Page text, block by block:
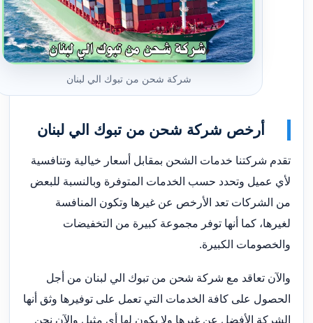
شركة شحن من تبوك الي لبنان
أرخص شركة شحن من تبوك الي لبنان
تقدم شركتنا خدمات الشحن بمقابل أسعار خيالية وتنافسية
لأي عميل وتحدد حسب الخدمات المتوفرة وبالنسبة للبعض
من الشركات تعد الأرخص عن غيرها وتكون المنافسة
لغيرها، كما أنها توفر مجموعة كبيرة من التخفيضات
والخصومات الكبيرة.
والآن تعاقد مع شركة شحن من تبوك الي لبنان من أجل
الحصول على كافة الخدمات التي تعمل على توفيرها وثق أنها
الشركة الأفضل عن غيرها ولا يكون لها أي مثيل والآن نحن